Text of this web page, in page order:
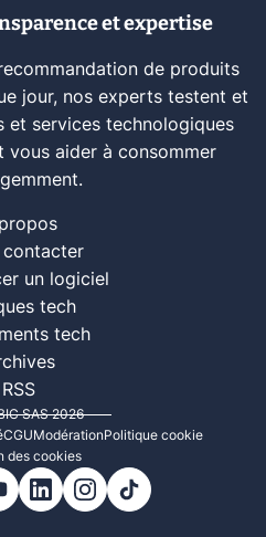
et expertise
de produits
jour, nos experts testent et
et services technologiques
vous aider à consommer
contacter
un logiciel
tech
tech
RSS
SAS 2026
CGUModérationPolitique cookie
des cookies